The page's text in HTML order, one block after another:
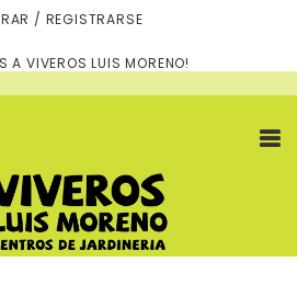
/ REGISTRARSE
A VIVEROS LUIS MORENO!